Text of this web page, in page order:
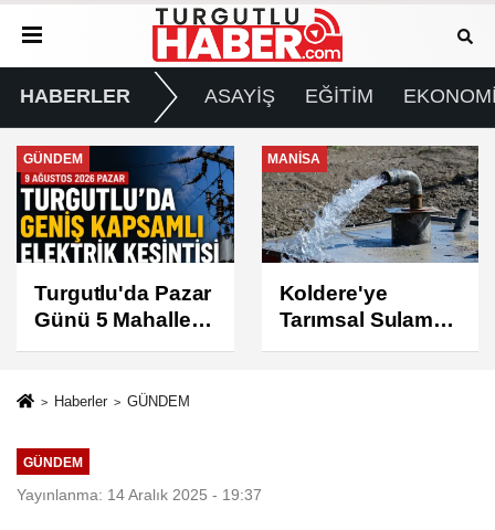
HABERLER ASAYİŞ EĞİTİM
MANİSA
Koldere'ye
Tarımsal Sulama
Desteği
GÜNDEM
Manisa'da 1.200
Kınalı Keklik
Doğaya Salındı
Haberler GÜNDEM
GÜNDEM
Yayınlanma: 14 Aralık 2025 - 19:37